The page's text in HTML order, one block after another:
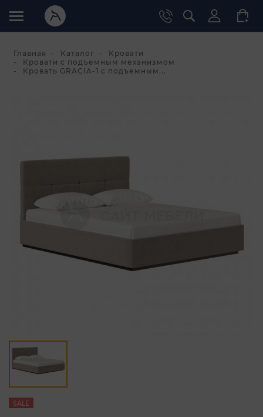
Главная Каталог
Кровати
Кровати с подъемным механизмом
Кровать GRACIA-1 с подъемным...
SALE